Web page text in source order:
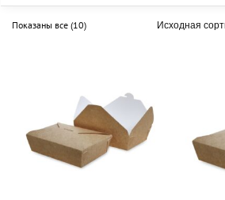
Показаны все (10)